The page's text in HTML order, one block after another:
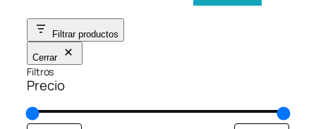
Filtrar productos
Cerrar
Filtros
Precio